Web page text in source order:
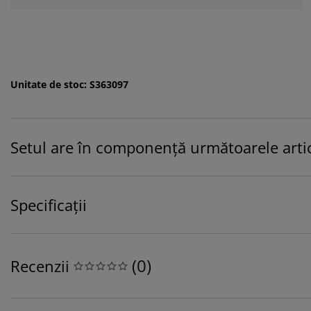
Unitate de stoc: S363097
Setul are în componență următoarele
Specificații
Recenzii (0)